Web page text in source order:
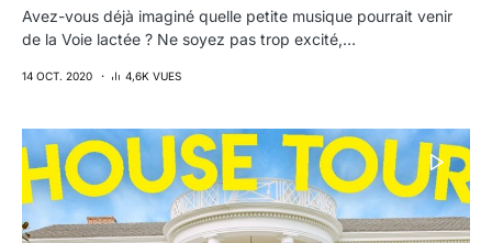
Avez-vous déjà imaginé quelle petite musique pourrait venir
de la Voie lactée ? Ne soyez pas trop excité,…
14 OCT. 2020 4,6K VUES